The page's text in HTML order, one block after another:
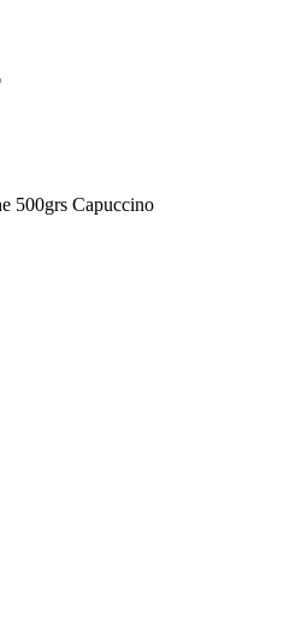
500grs Capuccino